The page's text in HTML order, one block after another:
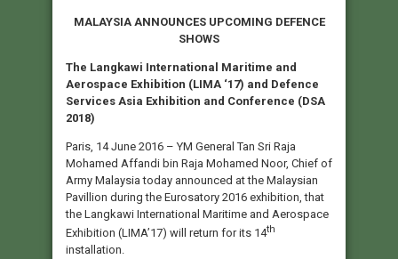
MALAYSIA ANNOUNCES UPCOMING DEFENCE
SHOWS
The Langkawi International Maritime and
Aerospace Exhibition (LIMA ‘17) and Defence
Services Asia Exhibition and Conference (DSA
2018)
Paris, 14 June 2016 – YM General Tan Sri Raja
Mohamed Affandi bin Raja Mohamed Noor, Chief of
Army Malaysia today announced at the Malaysian
Pavillion during the Eurosatory 2016 exhibition, that
the Langkawi International Maritime and Aerospace
Exhibition (LIMA’17) will return for its 14th
installation.